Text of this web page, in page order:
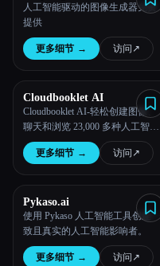
人工智能驱动的图像生成器免费
提供
更多细节 → 访问 ↗︎
Cloudbooklet AI
Cloudbooklet AI-轻松创建图像、
聊天和浏览 23,000 多种人工智能
工具。
更多细节 → 访问 ↗︎
Pykaso.ai
使用 Pykaso 人工智能工具创建一
致且真实的人工智能影响者。
更多细节 → 访问 ↗︎